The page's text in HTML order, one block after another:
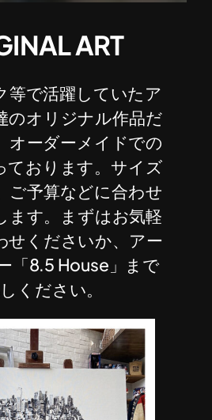
ART
等で活躍していたア
のオリジナル作品だ
オーダーメイドでの
ております。サイズ
ご予算などに合わせ
ます。まずはお気軽
せくださいか、アー
「8.5 House」まで
ください。